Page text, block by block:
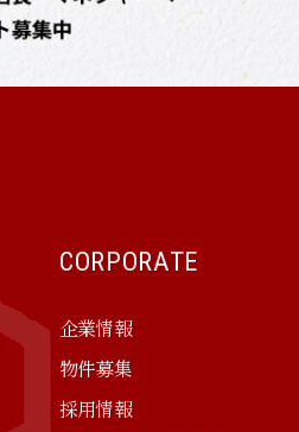
CORPORATE
企業情報
物件募集
採用情報